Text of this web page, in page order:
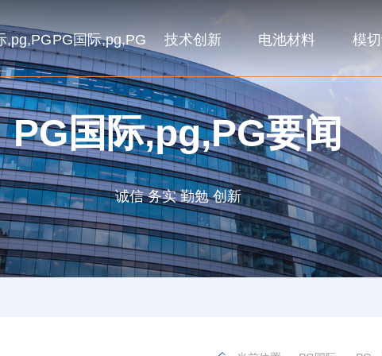
,pg,PGPG国际,pg,PG 技术创新 电池材料 模
PG国际,pg,PG要闻
诚信 务实 勤勉 创新